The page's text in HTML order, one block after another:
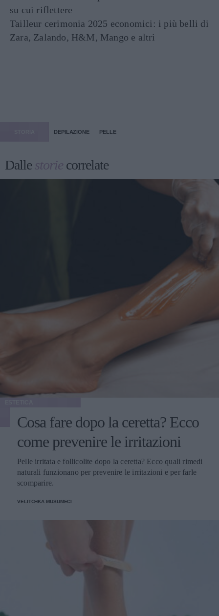
su cui riflettere
Tailleur cerimonia 2025 economici: i più belli di
Zara, Zalando, H&M, Mango e altri
DEPILAZIONE PELLE
Dallestorie correlate
Cosa fare dopo la ceretta? Ecco
come prevenire le irritazioni
Pelle irritata e follicolite dopo la ceretta? Ecco quali rimedi
naturali funzionano per prevenire le irritazioni e per farle
scomparire.
VELITCHKA MUSUMECI